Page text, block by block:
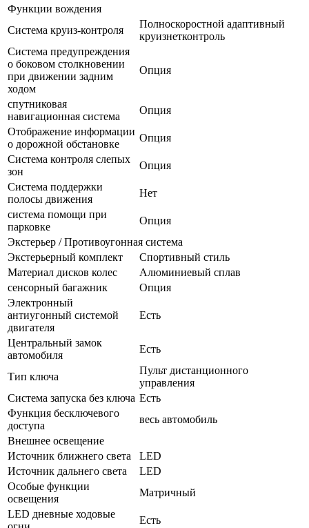
Функции вождения
Система круиз-контроля
Полноскоростной адаптивный
круизнетконтроль
Система предупреждения
о боковом столкновении
при движении задним
ходом
Опция
спутниковая
навигационная система
Опция
Отображение информации
о дорожной обстановке
Опция
Система контроля слепых
зон
Опция
Система поддержки
полосы движения
Нет
система помощи при
парковке
Опция
Экстерьер / Противоугонная система
Экстерьерный комплект
Спортивный стиль
Материал дисков колес
Алюминиевый сплав
сенсорный багажник
Опция
Электронный
антиугонный системой
двигателя
Есть
Центральный замок
автомобиля
Есть
Тип ключа
Пульт дистанционного
управления
Система запуска без ключа Есть
Функция бесключевого
доступа
весь автомобиль
Внешнее освещение
Источник ближнего света
LED
Источник дальнего света
LED
Особые функции
освещения
Матричный
LED дневные ходовые
Есть